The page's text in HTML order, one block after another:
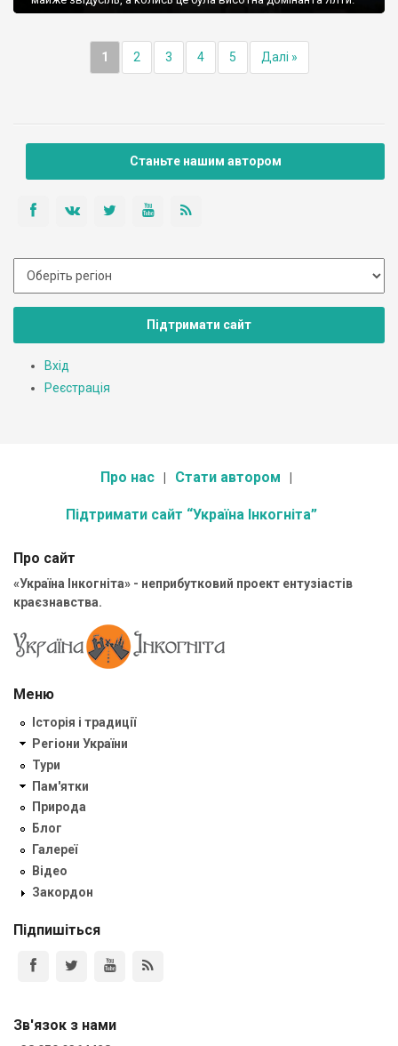
1 2 3 4 5 Далі »
Станьте нашим автором
Підтримати сайт
Вхід
Реєстрація
Про нас Стати автором
Підтримати сайт “Україна Інкогніта”
Про сайт
«Україна Інкогніта» - неприбутковий проект ентузіастів
краєзнавства.
Меню
Історія і традиції
Регіони України
Тури
Пам'ятки
Природа
Блог
Галереї
Відео
Закордон
Підпишіться
Зв'язок з нами